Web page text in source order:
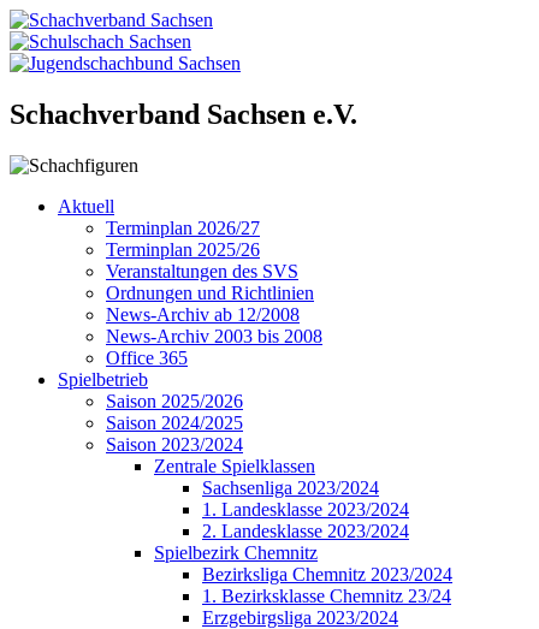
Schachverband Sachsen e.V.
Aktuell
Terminplan 2026/27
Terminplan 2025/26
Veranstaltungen des SVS
Ordnungen und Richtlinien
News-Archiv ab 12/2008
News-Archiv 2003 bis 2008
Office 365
Spielbetrieb
Saison 2025/2026
Saison 2024/2025
Saison 2023/2024
Zentrale Spielklassen
Sachsenliga 2023/2024
1. Landesklasse 2023/2024
2. Landesklasse 2023/2024
Spielbezirk Chemnitz
Bezirksliga Chemnitz 2023/2024
1. Bezirksklasse Chemnitz 23/24
Erzgebirgsliga 2023/2024